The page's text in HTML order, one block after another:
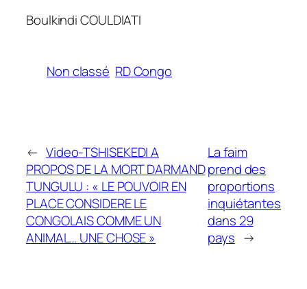
Boulkindi COULDIATI
Non classé RD Congo
← Video-TSHISEKEDI A
PROPOS DE LA MORT DARMAND
TUNGULU : « LE POUVOIR EN
PLACE CONSIDERE LE
CONGOLAIS COMME UN
ANIMAL… UNE CHOSE »
La faim
prend des
proportions
inquiétantes
dans 29
pays →